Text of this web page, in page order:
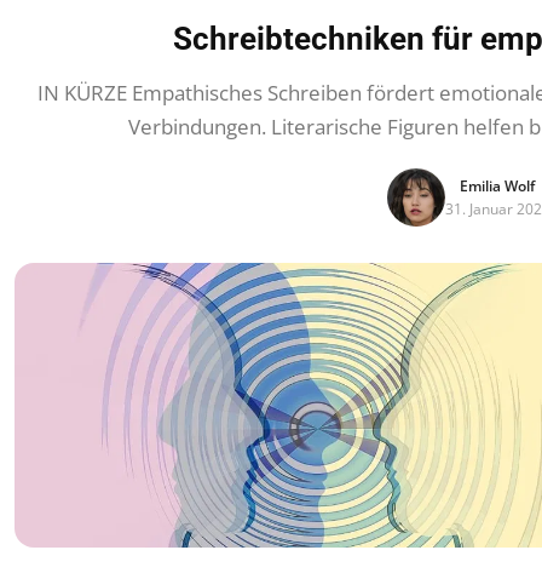
Schreibtechniken für
IN KÜRZE Empathisches Schreiben fördert
Verbindungen. Literarische Figuren helfen
Emilia Wolf
31. Januar